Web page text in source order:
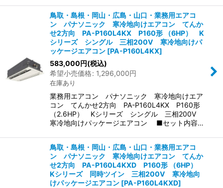
鳥取・島根・岡山・広島・山口・業務用エアコ
ン パナソニック 寒冷地向けエアコン てんか
せ2方向 PA-P160L4KX P160形 （6HP） K
シリーズ シングル 三相200V 寒冷地向けパ
ッケージエアコン [PA-P160L4KX]
583,000円(税込)
希望小売価格: 1,296,000円
在庫あり
業務用エアコン パナソニック 寒冷地向けエア
コン てんかせ2方向 PA-P160L4KX P160形
（2.6HP） Kシリーズ シングル 三相200V
寒冷地向けパッケージエアコン ■セット内容…
鳥取・島根・岡山・広島・山口・業務用エアコ
ン パナソニック 寒冷地向けエアコン てんか
せ2方向 PA-P160L4KXD P160形 （6HP）
Kシリーズ 同時ツイン 三相200V 寒冷地向
けパッケージエアコン [PA-P160L4KXD]